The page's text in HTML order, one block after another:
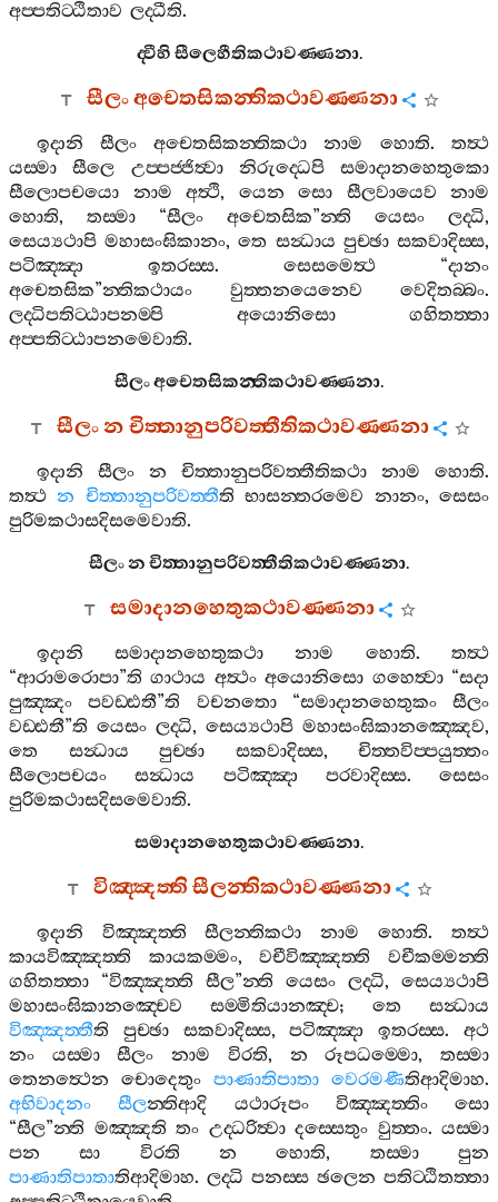
අප‍්පතිට‍්ඨිතාව ලද‍්ධීති.
ද‍්වීහිසීලෙහීතිකථාවණ‍්ණනා.
සීලංඅචෙතසිකන‍්තිකථාවණ‍්ණනා
ඉදානි සීලං අචෙතසිකන‍්තිකථා නාම හොති.තත්‍ථ
යස‍්මා
සීලෙ උප‍්පජ‍්ජිත්‍වා නිරුද‍්ධෙපි
සමාදානහෙතුකො
සීලොපචයො
නාම අත්‍ථි, යෙන සො සීලවායෙව
නාම
හොති, තස‍්මා “සීලං අචෙතසික”න‍්ති යෙසං ලද‍්ධි,
සෙය්‍යථාපි මහාසංඝිකානං,තෙ සන්‍ධාය පුච‍්ඡා සකවාදිස‍්ස,
පටිඤ‍්ඤා
ඉතරස‍්ස. සෙසමෙත්‍ථ “දානං
අචෙතසික”න‍්තිකථායං වුත‍්තනයෙනෙව වෙදිතබ‍්බං.
ලද‍්ධිපතිට‍්ඨාපනම‍්පි
අයොනිසො
ගහිතත‍්තා
අප‍්පතිට‍්ඨාපනමෙවාති.
සීලංඅචෙතසිකන‍්තිකථාවණ‍්ණනා.
සීලංනචිත‍්තානුපරිවත‍්තීතිකථාවණ‍්ණනා
ඉදානි සීලං න චිත‍්තානුපරිවත‍්තීතිකථා නාම හොති.
තත්‍ථ න චිත‍්තානුපරිවත‍්තීති භාසන‍්තරමෙව නානං,සෙසං
පුරිමකථාසදිසමෙවාති.
සීලංනචිත‍්තානුපරිවත‍්තීතිකථාවණ‍්ණනා.
සමාදානහෙතුකථාවණ‍්ණනා
ඉදානි සමාදානහෙතුකථා නාම හොති. තත්‍ථ
“ආරාමරොපා”ති ගාථාය අත්‍ථං අයොනිසො ගහෙත්‍වා“සදා
පුඤ‍්ඤං
පවඩ‍්ඪතී”ති වචනතො“සමාදානහෙතුකං
සීලං
වඩ‍්ඪතී”ති යෙසං ලද‍්ධි, සෙය්‍යථාපි මහාසංඝිකානඤ‍්ඤෙව,
තෙ
සන්‍ධාය පුච‍්ඡා සකවාදිස‍්ස, චිත‍්තවිප‍්පයුත‍්තං
සීලොපචයං
සන්‍ධාය පටිඤ‍්ඤා පරවාදිස‍්ස. සෙසං
පුරිමකථාසදිසමෙවාති.
සමාදානහෙතුකථාවණ‍්ණනා.
විඤ‍්ඤත‍්තිසීලන‍්තිකථාවණ‍්ණනා
ඉදානි විඤ‍්ඤත‍්ති සීලන‍්තිකථා නාම හොති. තත්‍ථ
කායවිඤ‍්ඤත‍්ති
කායකම‍්මං,වචීවිඤ‍්ඤත‍්ති
වචීකම‍්මන‍්ති
ගහිතත‍්තා “විඤ‍්ඤත‍්ති සීල”න‍්ති යෙසං ලද‍්ධි, සෙය්‍යථාපි
මහාසංඝිකානඤ‍්චෙව
සම‍්මිතියානඤ‍්ච; තෙ
සන්‍ධාය
විඤ‍්ඤත‍්තීති පුච‍්ඡා සකවාදිස‍්ස,පටිඤ‍්ඤා ඉතරස‍්ස.අථ
නං
යස‍්මා සීලං නාම විරති, න රූපධම‍්මො,තස‍්මා
තෙනත්‍ථෙන
චොදෙතුං පාණාතිපාතා වෙරමණීතිආදිමාහ.
අභිවාදනං
සීලන‍්තිආදි යථාරූපං විඤ‍්ඤත‍්තිං
සො
“සීල”න‍්ති මඤ‍්ඤති තං උද‍්ධරිත්‍වා දස‍්සෙතුං වුත‍්තං. යස‍්මා
පන
සා විරති න හොති, තස‍්මා
පුන
පාණාතිපාතාතිආදිමාහ. ලද‍්ධි පනස‍්ස ඡලෙන පතිට‍්ඨිතත‍්තා